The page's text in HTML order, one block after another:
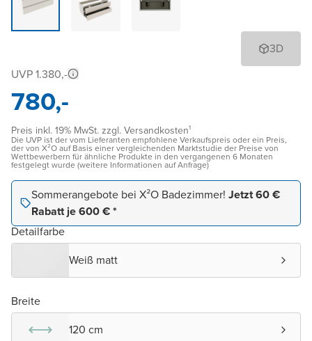
3D
UVP 1.380,-
780,-
Preis inkl. 19% MwSt. zzgl. Versandkosten¹
Die UVP ist der vom Lieferanten empfohlene Verkaufspreis oder ein Preis,
der von X²O auf Basis einer vergleichenden Marktstudie der Preise von
Wettbewerbern für ähnliche Produkte in den vergangenen 6 Monaten
festgelegt wurde (weitere Informationen auf Anfrage)
Sommerangebote bei X²O Badezimmer! Jetzt 60 €
Rabatt je 600 € *
Detailfarbe
Weiß matt
Breite
120 cm